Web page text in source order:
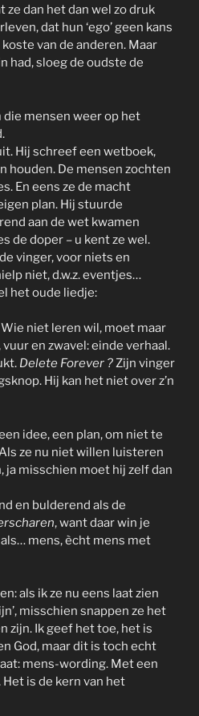
ze dan het dan wel zo druk
dat hun ‘ego’ geen kans
van de anderen. Maar
had, sloeg de oudste de
die mensen weer op het
Hij schreef een wetboek,
houden. De mensen zochten
En eens ze de macht
plan. Hij stuurde
aan de wet kwamen
de doper – u kent ze wel.
vinger, voor niets en
niet, d.w.z. eventjes…
het oude liedje:
Wie niet leren wil, moet maar
en zwavel: einde verhaal.
Delete Forever ?Zijn vinger
Hij kan het niet over z’n
idee, een plan, om niet te
Als ze nu niet willen luisteren
ja misschien moet hij zelf dan
en bulderend als de
, want daar win je
mens, ècht mens met
als ik ze nu eens laat zien
misschien snappen ze het
zijn. Ik geef het toe, het is
God, maar dit is toch echt
mens-wording. Met een
is de kern van het